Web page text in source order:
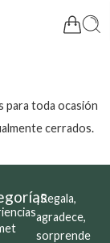
para toda ocasión
cerrados.
¡Regala,
agradece,
sorprende